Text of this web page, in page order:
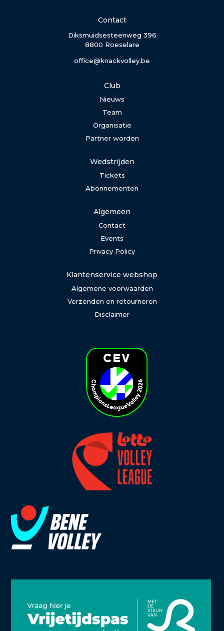
Contact
Diksmuidsesteenweg 396
8800 Roeselare
office@knackvolley.be
Club
Nieuws
Team
Organisatie
Partner worden
Wedstrijden
Tickets
Abonnementen
Algemeen
Contact
Events
Privacy Policy
Klantenservice webshop
Algemene voorwaarden
Verzenden en retourneren
Disclaimer